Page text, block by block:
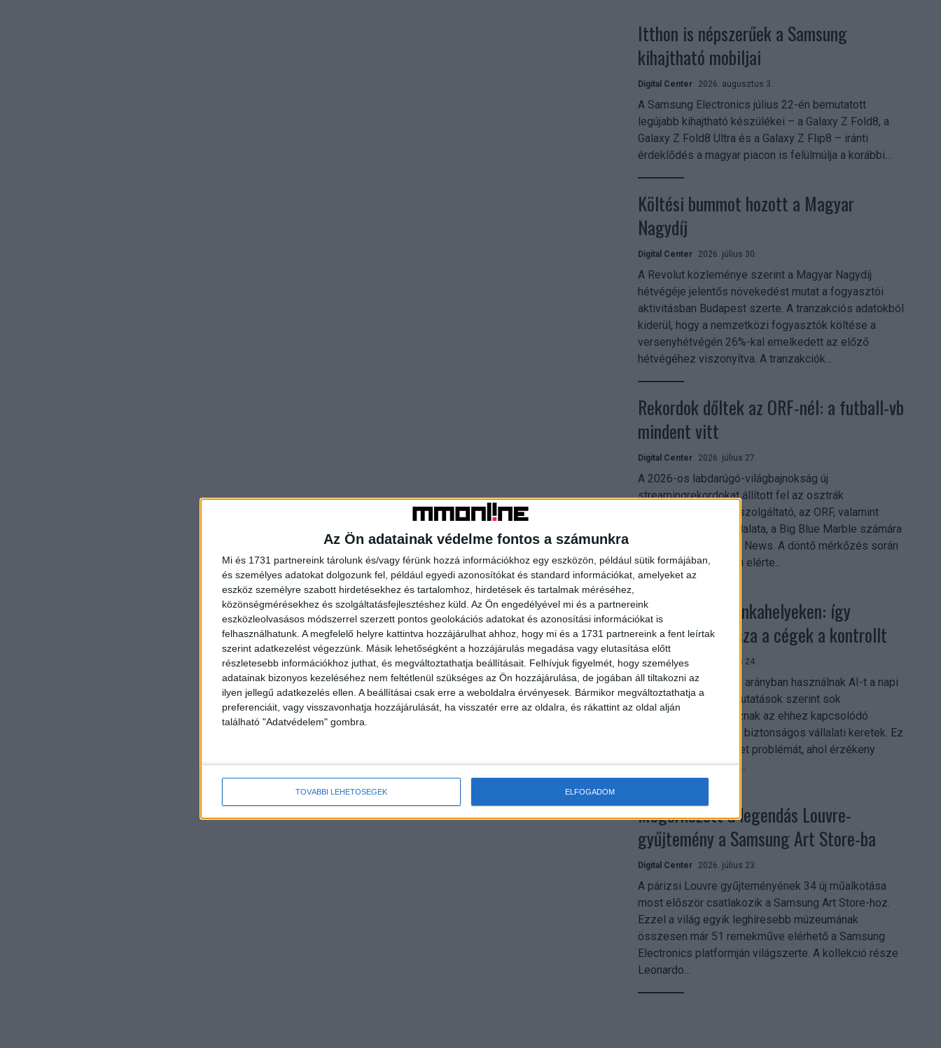
Az Ön adatainak védelme fontos a számunkra
Mi és 1731 partnereink tárolunk és/vagy férünk hozzá információkhoz egy eszközön, például sütik formájában,
és személyes adatokat dolgozunk fel, például egyedi azonosítókat és standard információkat, amelyeket az
eszköz személyre szabott hirdetésekhez és tartalomhoz, hirdetések és tartalmak méréséhez,
közönségmérésekhez és szolgáltatásfejlesztéshez küld. Az Ön engedélyével mi és a partnereink
eszközleolvasásos módszerrel szerzett pontos geolokációs adatokat és azonosítási információkat is
felhasználhatunk. A megfelelő helyre kattintva hozzájárulhat ahhoz, hogy mi és a 1731 partnereink a fent leírtak
szerint adatkezelést végezzünk. Másik lehetőségként a hozzájárulás megadása vagy elutasítása előtt
részletesebb információkhoz juthat, és megváltoztathatja beállításait. Felhívjuk figyelmét, hogy személyes
adatainak bizonyos kezeléséhez nem feltétlenül szükséges az Ön hozzájárulása, de jogában áll tiltakozni az
ilyen jellegű adatkezelés ellen. A beállításai csak erre a weboldalra érvényesek. Bármikor megváltoztathatja a
preferenciáit, vagy visszavonhatja hozzájárulását, ha visszatér erre az oldalra, és rákattint az oldal alján
található "Adatvédelem" gombra.
TOVÁBBI LEHETŐSÉGEK ELFOGADOM
Itthon is népszerűek a Samsung
kihajtható mobiljai
Digital Center 2026. augusztus 3.
A Samsung Electronics július 22-én bemutatott
legújabb kihajtható készülékei – a Galaxy Z Fold8, a
Galaxy Z Fold8 Ultra és a Galaxy Z Flip8 – iránti
érdeklődés a magyar piacon is felülmúlja a korábbi...
Költési bummot hozott a Magyar
Nagydíj
Digital Center 2026. július 30.
A Revolut közleménye szerint a Magyar Nagydíj
hétvégéje jelentős növekedést mutat a fogyasztói
aktivitásban Budapest szerte. A tranzakciós adatokból
kiderül, hogy a nemzetközi fogyasztók költése a
versenyhétvégén 26%-kal emelkedett az előző
hétvégéhez viszonyítva. A tranzakciók...
Rekordok dőltek az ORF-nél: a futball-vb
mindent vitt
Digital Center 2026. július 27.
A 2026-os labdarúgó-világbajnokság új
streamingrekordokat állított fel az osztrák
közszolgálati műsorszolgáltató, az ORF, valamint
technológiai leányvállalata, a Big Blue Marble számára
– írja a Broadband TV News. A döntő mérkőzés során
az átlagos nézőszám elérte...
Shadow AI a munkahelyeken: így
szerezhetik vissza a cégek a kontrollt
Digital Center 2026. július 24.
A munkavállalók nagy arányban használnak AI-t a napi
munkában, ám friss kutatások szerint sok
szervezetnél hiányoznak az ehhez kapcsolódó
világos irányelvek és biztonságos vállalati keretek. Ez
különösen ott jelenthet problémát, ahol érzékeny
üzleti információkkal...
Megérkezett a legendás Louvre-
gyűjtemény a Samsung Art Store-ba
Digital Center 2026. július 23.
A párizsi Louvre gyűjteményének 34 új műalkotása
most először csatlakozik a Samsung Art Store-hoz.
Ezzel a világ egyik leghíresebb múzeumának
összesen már 51 remekműve elérhető a Samsung
Electronics platformján világszerte. A kollekció része
Leonardo...